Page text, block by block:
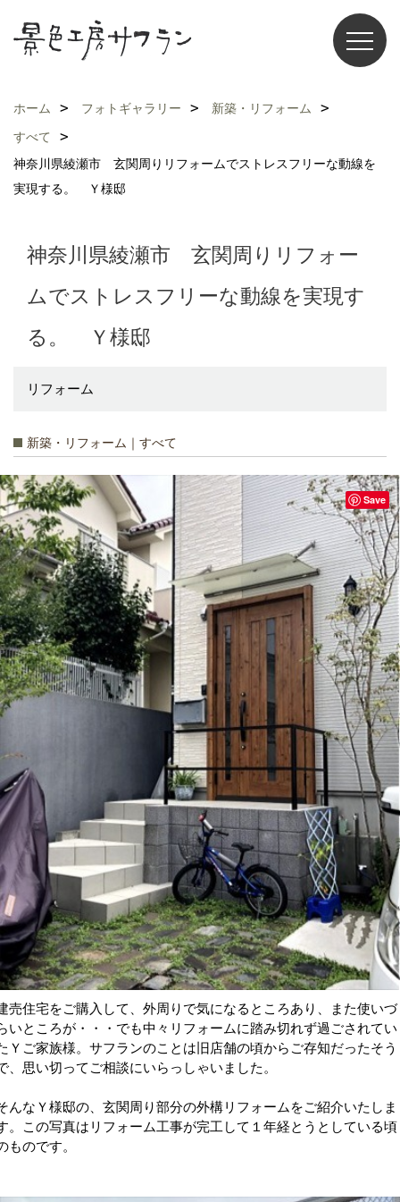
ホーム フォトギャラリー
新築・リフォーム
すべて
神奈川県綾瀬市 玄関周りリフォームでストレスフリーな動線を
実現する。 Ｙ様邸
神奈川県綾瀬市 玄関周りリフォー
ムでストレスフリーな動線を実現す
る。 Ｙ様邸
リフォーム
新築・リフォーム｜すべて
売住宅をご購入して、外周りで気になるところあり、また使いづ
いところが・・・でも中々リフォームに踏み切れず過ごされてい
Ｙご家族様。サフランのことは旧店舗の頃からご存知だったそう
、思い切ってご相談にいらっしゃいました。
んなＹ様邸の、玄関周り部分の外構リフォームをご紹介いたしま
。この写真はリフォーム工事が完工して１年経とうとしている頃
ものです。
Save